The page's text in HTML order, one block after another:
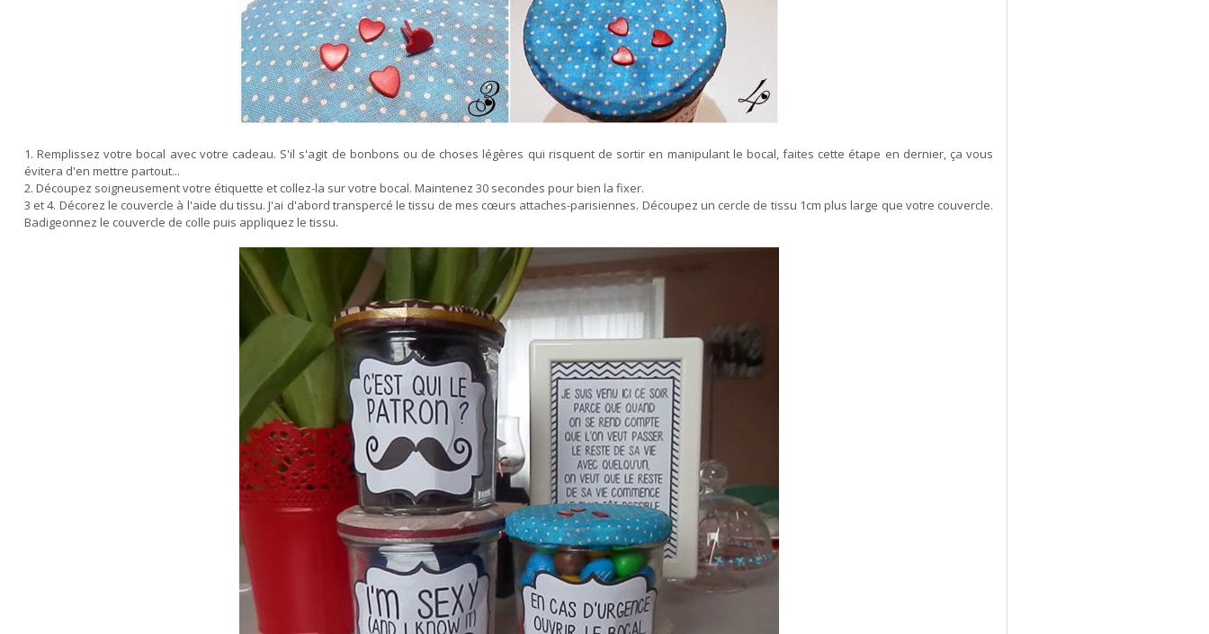
1. Remplissez votre bocal avec votre cadeau. S'il s'agit de bonbons ou de choses légères qui risquent de sortir en manipulant le bocal, faites cette étape en dernier, ça vous
évitera d'en mettre partout...
2. Découpez soigneusement votre étiquette et collez-la sur votre bocal. Maintenez 30 secondes pour bien la fixer.
3 et 4. Décorez le couvercle à l'aide du tissu. J'ai d'abord transpercé le tissu de mes cœurs attaches-parisiennes. Découpez un cercle de tissu 1cm plus large que votre couvercle.
Badigeonnez le couvercle de colle puis appliquez le tissu.